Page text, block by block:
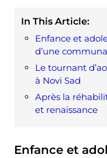
In This Article:
Enfance et
d’une
Le tournant
à Novi Sad
Après la
et renaissance
Enfance et